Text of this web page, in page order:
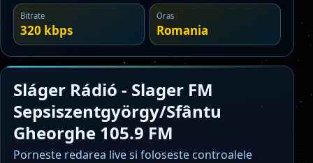
Bitrate
320 kbps
Oras
Romania
Sláger Rádió - Slager FM
Sepsiszentgyörgy/Sfântu
Gheorghe 105.9 FM
Porneste redarea live si foloseste controalele